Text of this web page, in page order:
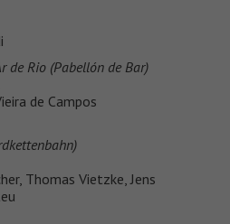
de Rio (Pabellón de Bar)
de Campos
Thomas Vietzke, Jens